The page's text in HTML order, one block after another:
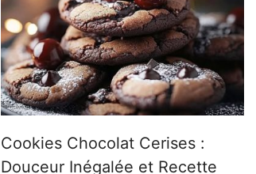
Cookies Chocolat Cerises :
Douceur Inégalée et Recette